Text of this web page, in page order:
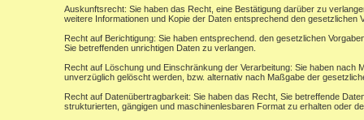
Auskunftsrecht: Sie haben das Recht, eine Bestätigung darüber zu
weitere Informationen und Kopie der Daten entsprechend den gesetzlichen
Recht auf Berichtigung: Sie haben entsprechend. den gesetzlichen
Sie betreffenden unrichtigen Daten zu verlangen.
Recht auf Löschung und Einschränkung der Verarbeitung: Sie haben
unverzüglich gelöscht werden, bzw. alternativ nach Maßgabe der
Recht auf Datenübertragbarkeit: Sie haben das Recht, Sie betreffende
strukturierten, gängigen und maschinenlesbaren Format zu erhalten oder